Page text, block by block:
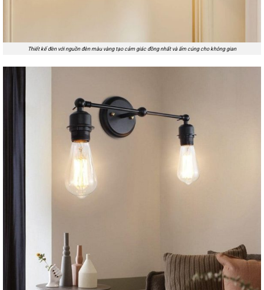
Thiết kế đèn với nguồn đèn màu vàng tạo cảm giác đồng nhất và ấm cúng cho không gian